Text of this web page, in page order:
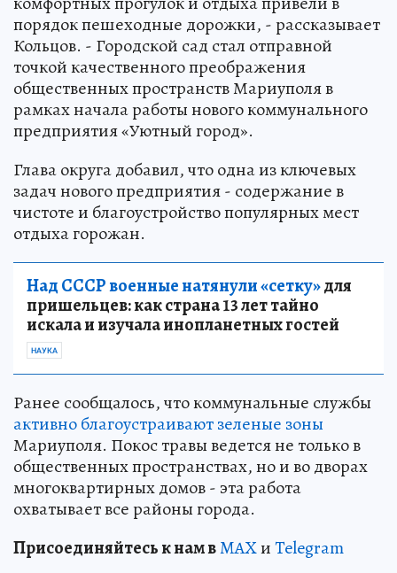
порядок пешеходные дорожки, - рассказывает
Кольцов. - Городской сад стал отправной
точкой качественного преображения
общественных пространств Мариуполя в
рамках начала работы нового коммунального
предприятия «Уютный город».
Глава округа добавил, что одна из ключевых
задач нового предприятия - содержание в
чистоте и благоустройство популярных мест
отдыха горожан.
Над СССР военные натянули «сетку»для
пришельцев: как страна 13 лет тайно
искала и изучала инопланетных гостей
НАУКА
Ранее сообщалось, что коммунальные службы
активно благоустраивают зеленые зоны
Мариуполя. Покос травы ведется не только в
общественных пространствах, но и во дворах
многоквартирных домов - эта работа
охватывает все районы города.
Присоединяйтесь к нам вMAXиTelegram